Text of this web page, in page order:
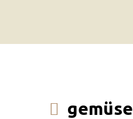
gemüse